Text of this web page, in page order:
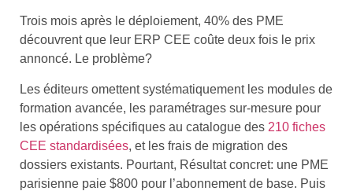
Trois mois après le déploiement, 40% des PME
découvrent que leur ERP CEE coûte deux fois le prix
annoncé. Le problème?
Les éditeurs omettent systématiquement les modules de
formation avancée, les paramétrages sur-mesure pour
les opérations spécifiques au catalogue des 210 fiches
CEE standardisées, et les frais de migration des
dossiers existants. Pourtant, Résultat concret: une PME
parisienne paie $800 pour l’abonnement de base. Puis